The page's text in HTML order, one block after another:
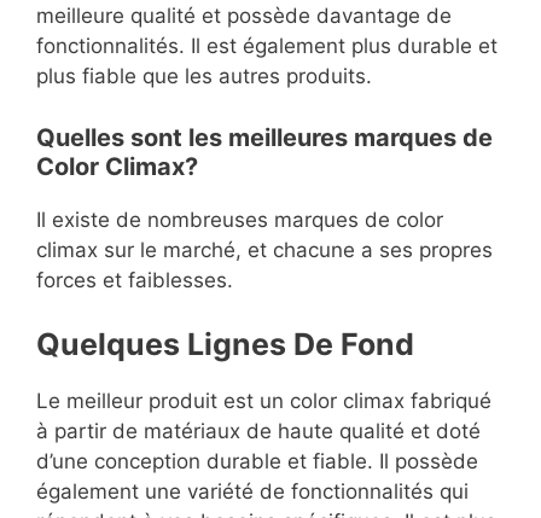
meilleure qualité et possède davantage de
fonctionnalités. Il est également plus durable et
plus fiable que les autres produits.
Quelles sont les meilleures marques de
Color Climax?
Il existe de nombreuses marques de color
climax sur le marché, et chacune a ses propres
forces et faiblesses.
Quelques Lignes De Fond
Le meilleur produit est un color climax fabriqué
à partir de matériaux de haute qualité et doté
d’une conception durable et fiable. Il possède
également une variété de fonctionnalités qui